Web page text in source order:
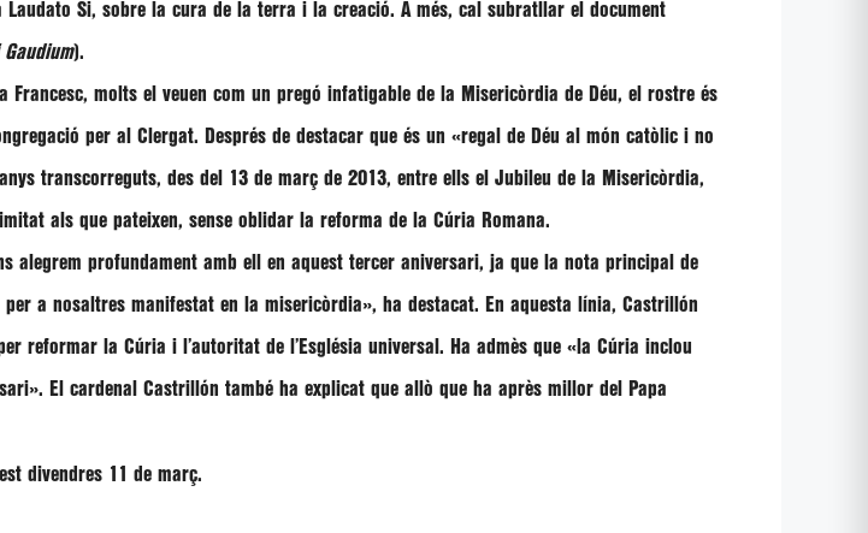
Si, sobre la cura de la terra i la creació. A més, cal subratllar el document
Gaudium).
Francesc, molts el veuen com un pregó infatigable de la Misericòrdia de Déu, el rostre és
per al Clergat. Després de destacar que és un «regal de Déu al món catòlic i no
transcorreguts, des del 13 de març de 2013, entre ells el Jubileu de la Misericòrdia,
als que pateixen, sense oblidar la reforma de la Cúria Romana.
alegrem profundament amb ell en aquest tercer aniversari, ja que la nota principal de
per a nosaltres manifestat en la misericòrdia», ha destacat. En aquesta línia, Castrillón
reformar la Cúria i l’autoritat de l’Església universal. Ha admès que «la Cúria inclou
. El cardenal Castrillón també ha explicat que allò que ha après millor del Papa
divendres 11 de març.